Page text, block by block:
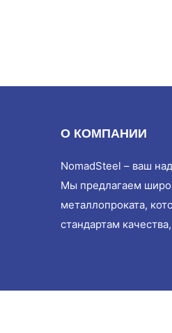
О КОМПАНИИ
NomadSteel – ваш
Мы предлагаем
металлопроката,
стандартам